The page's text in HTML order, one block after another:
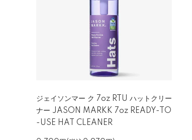
ジェイソンマー ク 7oz RTU ハットクリー
ナー JASON MARKK 7oz READY-TO
-USE HAT CLEANER